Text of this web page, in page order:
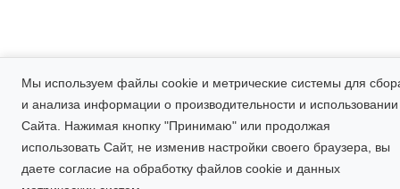
Мы используем файлы cookie и метрические системы для
и анализа информации о производительности и использовании
Сайта. Нажимая кнопку "Принимаю" или продолжая
использовать Сайт, не изменив настройки своего браузера, вы
даете согласие на обработку файлов cookie и данных